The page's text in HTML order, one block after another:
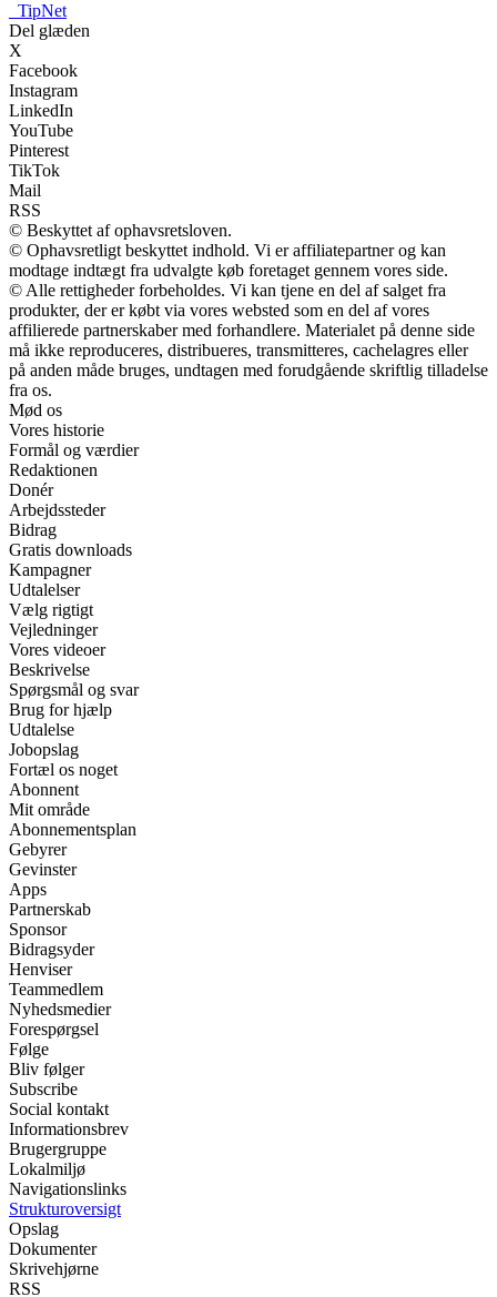
TipNet
Del glæden
X
Facebook
Instagram
LinkedIn
YouTube
Pinterest
TikTok
Mail
RSS
© Beskyttet af ophavsretsloven.
© Ophavsretligt beskyttet indhold. Vi er affiliatepartner og kan
modtage indtægt fra udvalgte køb foretaget gennem vores side.
© Alle rettigheder forbeholdes. Vi kan tjene en del af salget fra
produkter, der er købt via vores websted som en del af vores
affilierede partnerskaber med forhandlere. Materialet på denne side
må ikke reproduceres, distribueres, transmitteres, cachelagres eller
på anden måde bruges, undtagen med forudgående skriftlig tilladelse
fra os.
Mød os
Vores historie
Formål og værdier
Redaktionen
Donér
Arbejdssteder
Bidrag
Gratis downloads
Kampagner
Udtalelser
Vælg rigtigt
Vejledninger
Vores videoer
Beskrivelse
Spørgsmål og svar
Brug for hjælp
Udtalelse
Jobopslag
Fortæl os noget
Abonnent
Mit område
Abonnementsplan
Gebyrer
Gevinster
Apps
Partnerskab
Sponsor
Bidragsyder
Henviser
Teammedlem
Nyhedsmedier
Forespørgsel
Følge
Bliv følger
Subscribe
Social kontakt
Informationsbrev
Brugergruppe
Lokalmiljø
Navigationslinks
Strukturoversigt
Opslag
Dokumenter
Skrivehjørne
RSS